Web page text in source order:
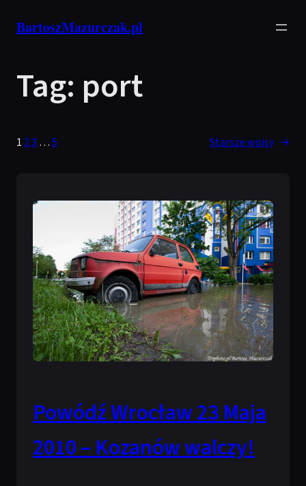
BartoszMazurczak.pl
Tag: port
1 23 …5 Starsze wpisy →
Powódź Wrocław 23 Maja
2010 – Kozanów walczy!